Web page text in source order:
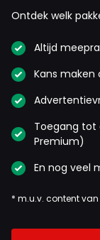
Ontdek welk
Altijd
Kans
Toegang tot
Premium)
En nog veel
* m.u.v. content